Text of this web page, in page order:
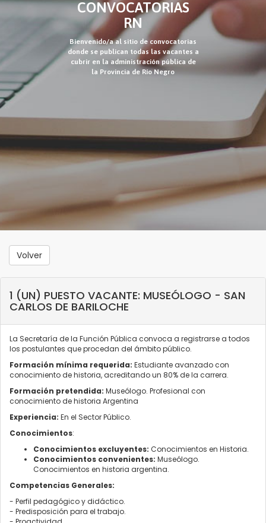
CONVOCATORIAS
RN
Bienvenido/a al sitio de convocatorias
donde se publican todas las vacantes a
cubrir en la administración pública de
la Provincia de Río Negro
Volver
1 (UN) PUESTO VACANTE: MUSEÓLOGO - SAN
CARLOS DE BARILOCHE
La Secretaría de la Función Pública convoca a registrarse a todos
los postulantes que procedan del ámbito público.
Formación mínima requerida: Estudiante avanzado con
conocimiento de historia, acreditando un 80% de la carrera.
Formación pretendida: Museólogo. Profesional con
conocimiento de historia Argentina
Experiencia: En el Sector Público.
Conocimientos:
Conocimientos excluyentes: Conocimientos en Historia.
Conocimientos convenientes: Museólogo.
Conocimientos en historia argentina.
Competencias Generales:
- Perfil pedagógico y didáctico.
- Predisposición para el trabajo.